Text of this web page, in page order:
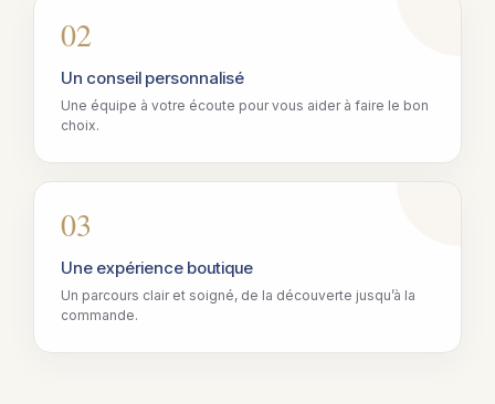
02
Un conseil personnalisé
Une équipe à votre écoute pour vous aider à faire le bon
choix.
03
Une expérience boutique
Un parcours clair et soigné, de la découverte jusqu’à la
commande.